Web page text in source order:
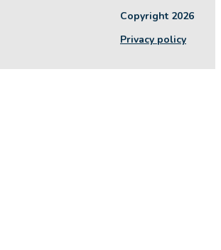
Copyright 2026
Privacy policy